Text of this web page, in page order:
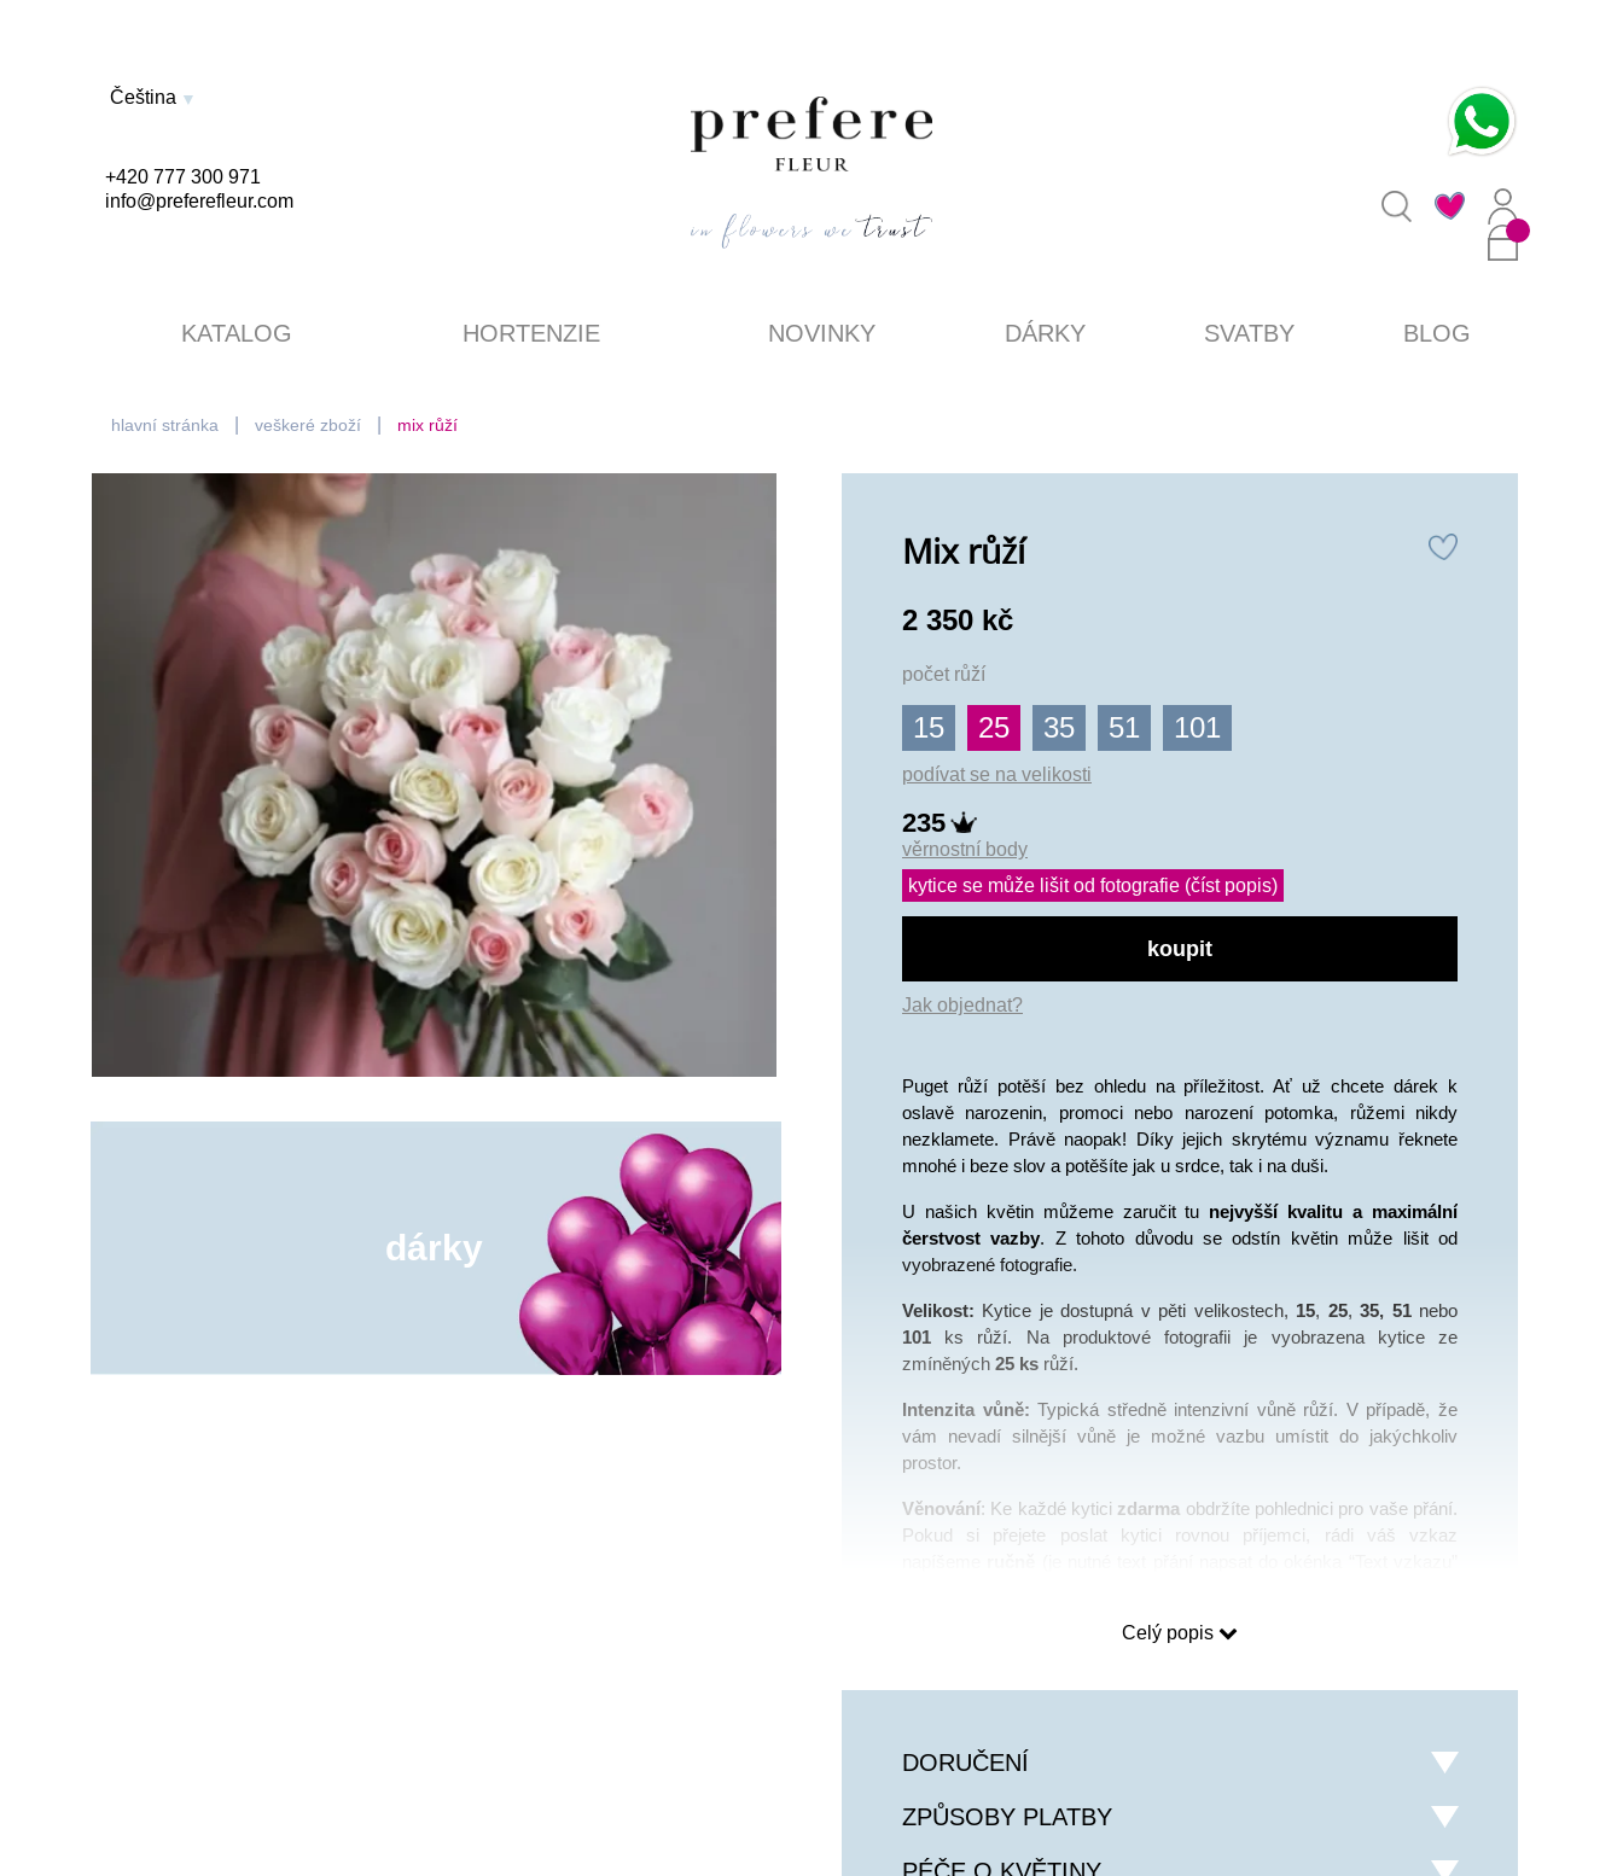
Čeština
+420 777 300 971
info@preferefleur.com
KATALOG HORTENZIE NOVINKY DÁRKY SVATBY BLOG
hlavní stránka veškeré zboží mix růží
dárky
Mix růží
2 350 kč
počet růží
15 25 35 51 101
podívat se na velikosti
235
věrnostní body
kytice se může lišit od fotografie (číst popis)
koupit
Jak objednat?
Puget růží potěší bez ohledu na příležitost. Ať už chcete dárek k
oslavě narozenin, promoci nebo narození potomka, růžemi nikdy
nezklamete. Právě naopak! Díky jejich skrytému významu řeknete
mnohé i beze slov a potěšíte jak u srdce, tak i na duši.
U našich květin můžeme zaručit tu nejvyšší kvalitu a maximální
čerstvost vazby. Z tohoto důvodu se odstín květin může lišit od
vyobrazené fotografie.
Velikost: Kytice je dostupná v pěti velikostech, 15, 25, 35, 51
101
ks růží. Na produktové fotografii je vyobrazena kytice ze
zmíněných 25 ks růží.
Intenzita vůně: Typická středně intenzivní vůně růží. V případě, že
vám nevadí silnější vůně je možné vazbu umístit do jakýchkoliv
prostor.
Věnování: Ke každé kytici zdarma obdržíte pohlednici pro vaše přání.
Pokud si přejete poslat kytici rovnou příjemci, rádi váš vzkaz
: nákupem jakýchkoliv produktů na našem e-
využít formou slev na další objednávky.
Celý popis
DORUČENÍ
ZPŮSOBY PLATBY
PÉČE O KVĚTINY